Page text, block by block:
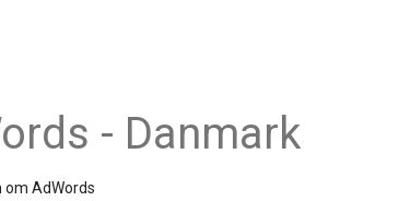
- Danmark
om AdWords